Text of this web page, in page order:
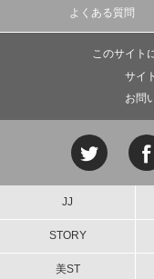
よくある質問
このサイト
サイ
お問
JJ
STORY
美ST